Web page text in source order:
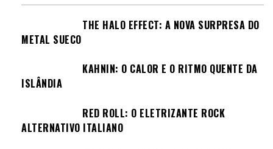
THE HALO EFFECT: A NOVA SURPRESA DO
METAL SUECO
KAHNIN: O CALOR E O RITMO QUENTE DA
ISLÂNDIA
RED ROLL: O ELETRIZANTE ROCK
ALTERNATIVO ITALIANO